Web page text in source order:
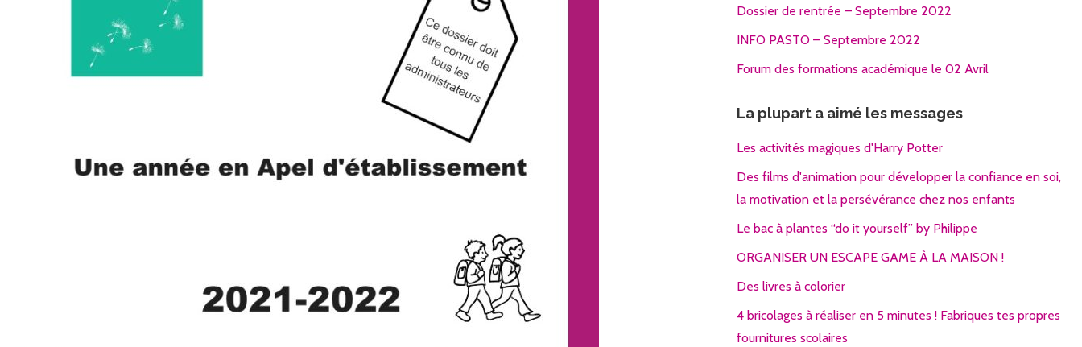
Dossier de rentrée – Septembre 2022
INFO PASTO – Septembre 2022
Forum des formations académique le 02 Avril
La plupart a aimé les messages
Les activités magiques d'Harry Potter
Des films d'animation pour développer la confiance en soi,
la motivation et la persévérance chez nos enfants
Le bac à plantes “do it yourself” by Philippe
ORGANISER UN ESCAPE GAME À LA MAISON !
Des livres à colorier
4 bricolages à réaliser en 5 minutes ! Fabriques tes propres
fournitures scolaires